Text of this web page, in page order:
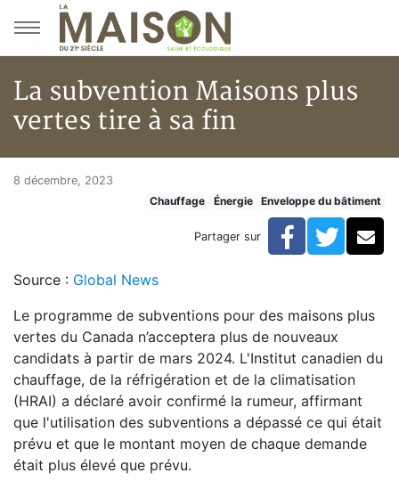
Aller au menu principal
Aller au contenu principal
La subvention Maisons plus
vertes tire à sa fin
Accueil
La subvention Maisons plus
8 décembre, 2023
Chauffage
Énergie Enveloppe du bâtiment
Partager sur Facebook
Source : Global News
Le programme de subventions pour des maisons plus
vertes du Canada n’acceptera plus de nouveaux
candidats à partir de mars 2024. L'Institut canadien du
chauffage, de la réfrigération et de la climatisation
(HRAI) a déclaré avoir confirmé la rumeur, affirmant
que l'utilisation des subventions a dépassé ce qui était
prévu et que le montant moyen de chaque demande
était plus élevé que prévu.